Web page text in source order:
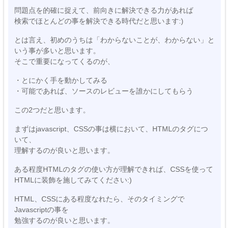
問題点を的確に捉えて、前向きに解決できる力があれば
検索でほとんどの事を解決できる時代だと思います:)
とは言え、初めのうちは「わからないことが、わからない」と
いう事が多いと思います。
そこで重要になってくるのが、
・とにかく手を動かしてみる
・可能であれば、ソースのレビューを誰かにしてもらう
この2つだと思います。
まずはjavascript、CSSの事は横において、HTMLのタグにつ
いて、
理解するのが良いと思います。
ある程度HTMLのタグの使い方が理解できれば、CSSを使って
HTMLに装飾を施してみてください:)
HTML、CSSにある程度なれたら、そのタイミングで
Javascriptの事を
勉強するのが良いと思います。